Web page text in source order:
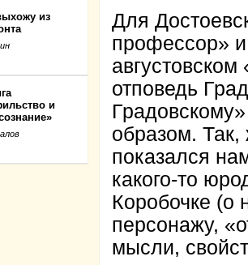
из
и
Для
профессор» и
отповедь
образом.
показался
какого-то
Коробочке (о
персонажу,
мысли,